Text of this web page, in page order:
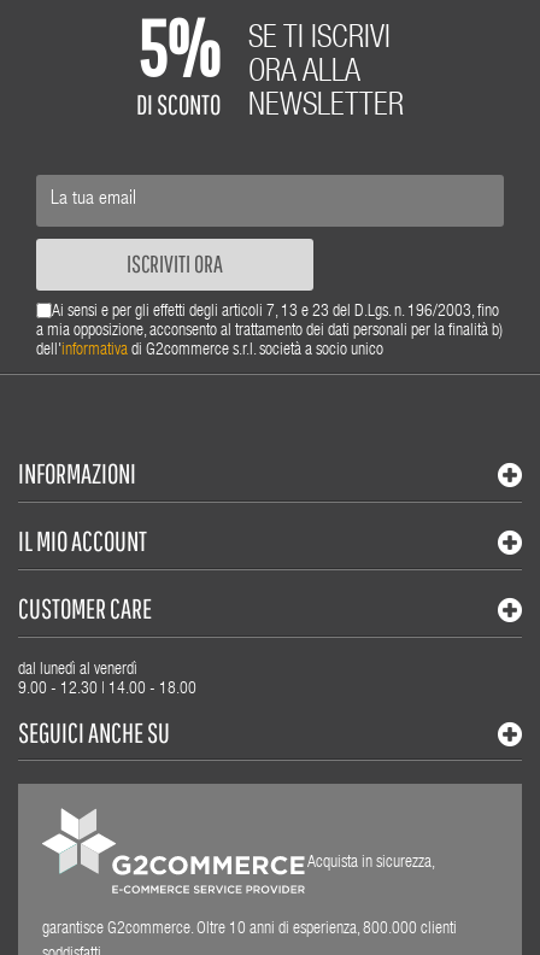
5%
DI SCONTO
SE TI ISCRIVI
ORA ALLA
NEWSLETTER
ISCRIVITI ORA
Ai sensi e per gli effetti degli articoli 7, 13 e 23 del D.Lgs. n. 196/2003, fino
a mia opposizione, acconsento al trattamento dei dati personali per la finalità b)
dell'informativa di G2commerce s.r.l. società a socio unico
INFORMAZIONI
IL MIO ACCOUNT
CUSTOMER CARE
dal lunedì al venerdì
9.00 - 12.30 | 14.00 - 18.00
SEGUICI ANCHE SU
Acquista in sicurezza,
garantisce G2commerce. Oltre 10 anni di esperienza, 800.000 clienti